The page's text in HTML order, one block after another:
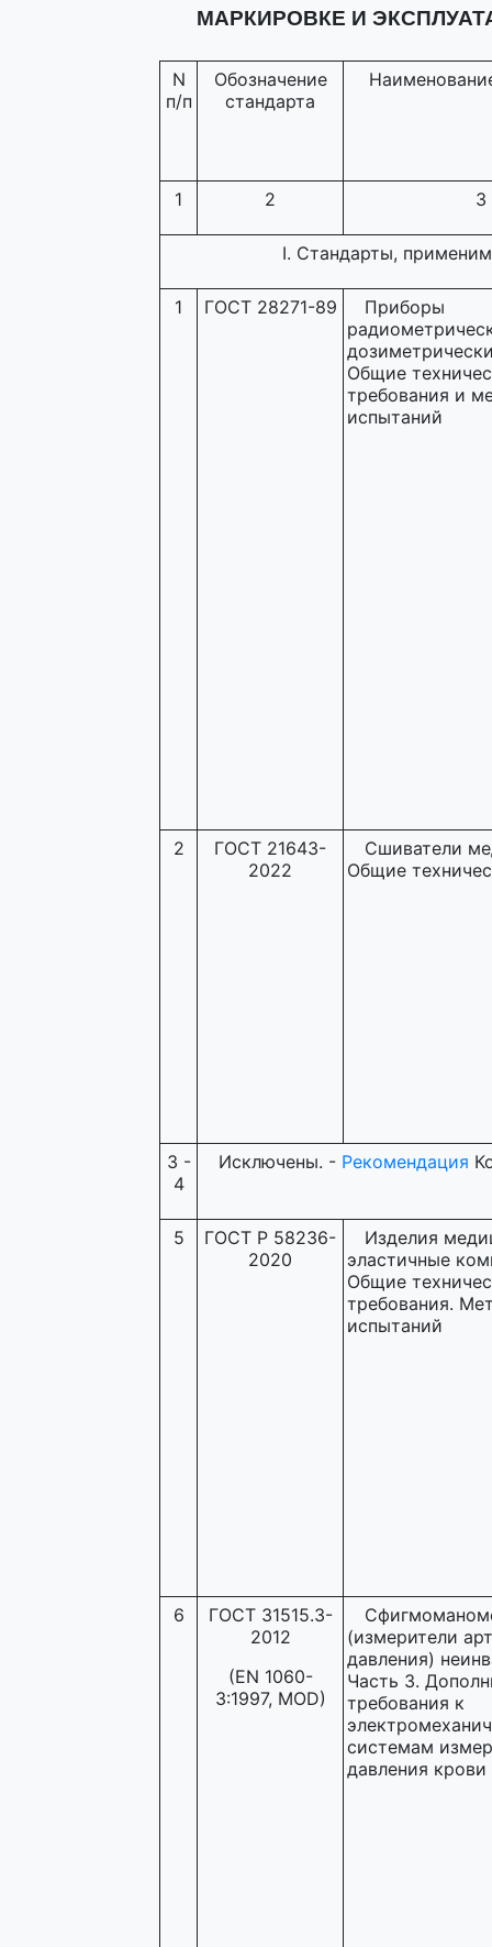
МАРКИРОВКЕ И
N
п/п
Обозначение
стандарта
1 2 3
I. Стандарты,
1 ГОСТ 28271-89
Приборы
Общие
требования и
испытаний
2
ГОСТ 21643-
2022
Сшиватели
Общие
3 -
4
Исключены. - Рекомендация
5
ГОСТ Р 58236-
2020
Изделия
эластичные
Общие
требования.
испытаний
6
ГОСТ 31515.3-
2012
(EN 1060-
3:1997, MOD)
(измерители
давления)
Часть 3.
требования к
системам
давления крови